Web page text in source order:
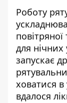
Роботу
для
запускає
ховатися
вдалося